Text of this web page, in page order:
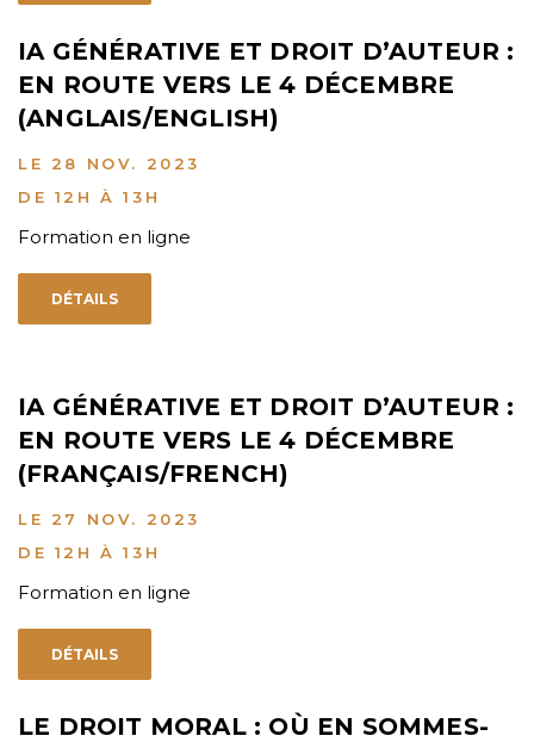
IA GÉNÉRATIVE ET DROIT D’AUTEUR :
EN ROUTE VERS LE 4 DÉCEMBRE
(ANGLAIS/ENGLISH)
LE 28 NOV. 2023
DE 12H À 13H
Formation en ligne
DÉTAILS
IA GÉNÉRATIVE ET DROIT D’AUTEUR :
EN ROUTE VERS LE 4 DÉCEMBRE
(FRANÇAIS/FRENCH)
LE 27 NOV. 2023
DE 12H À 13H
Formation en ligne
DÉTAILS
LE DROIT MORAL : OÙ EN SOMMES-